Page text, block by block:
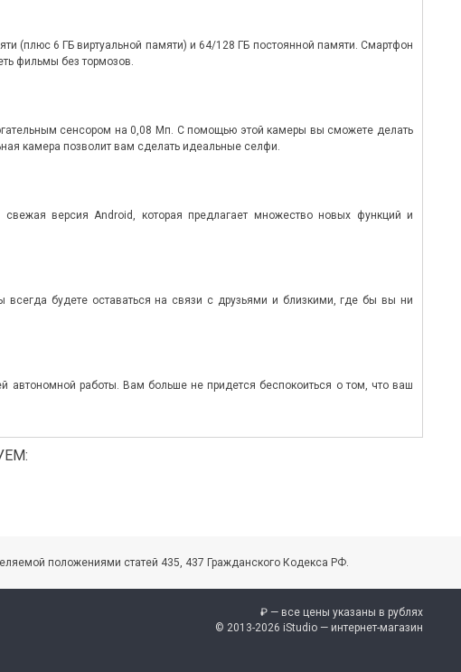
(плюс 6 ГБ виртуальной памяти) и 64/128 ГБ постоянной памяти. Смартфон
фильмы без тормозов.
сенсором на 0,08 Мп. С помощью этой камеры вы сможете делать
камера позволит вам сделать идеальные селфи.
версия Android, которая предлагает множество новых функций и
всегда будете оставаться на связи с друзьями и близкими, где бы вы ни
автономной работы. Вам больше не придется беспокоиться о том, что ваш
положениями статей 435, 437 Гражданского Кодекса РФ.
₽ — все цены указаны в рублях
© 2013-2026 iStudio — интернет-магазин